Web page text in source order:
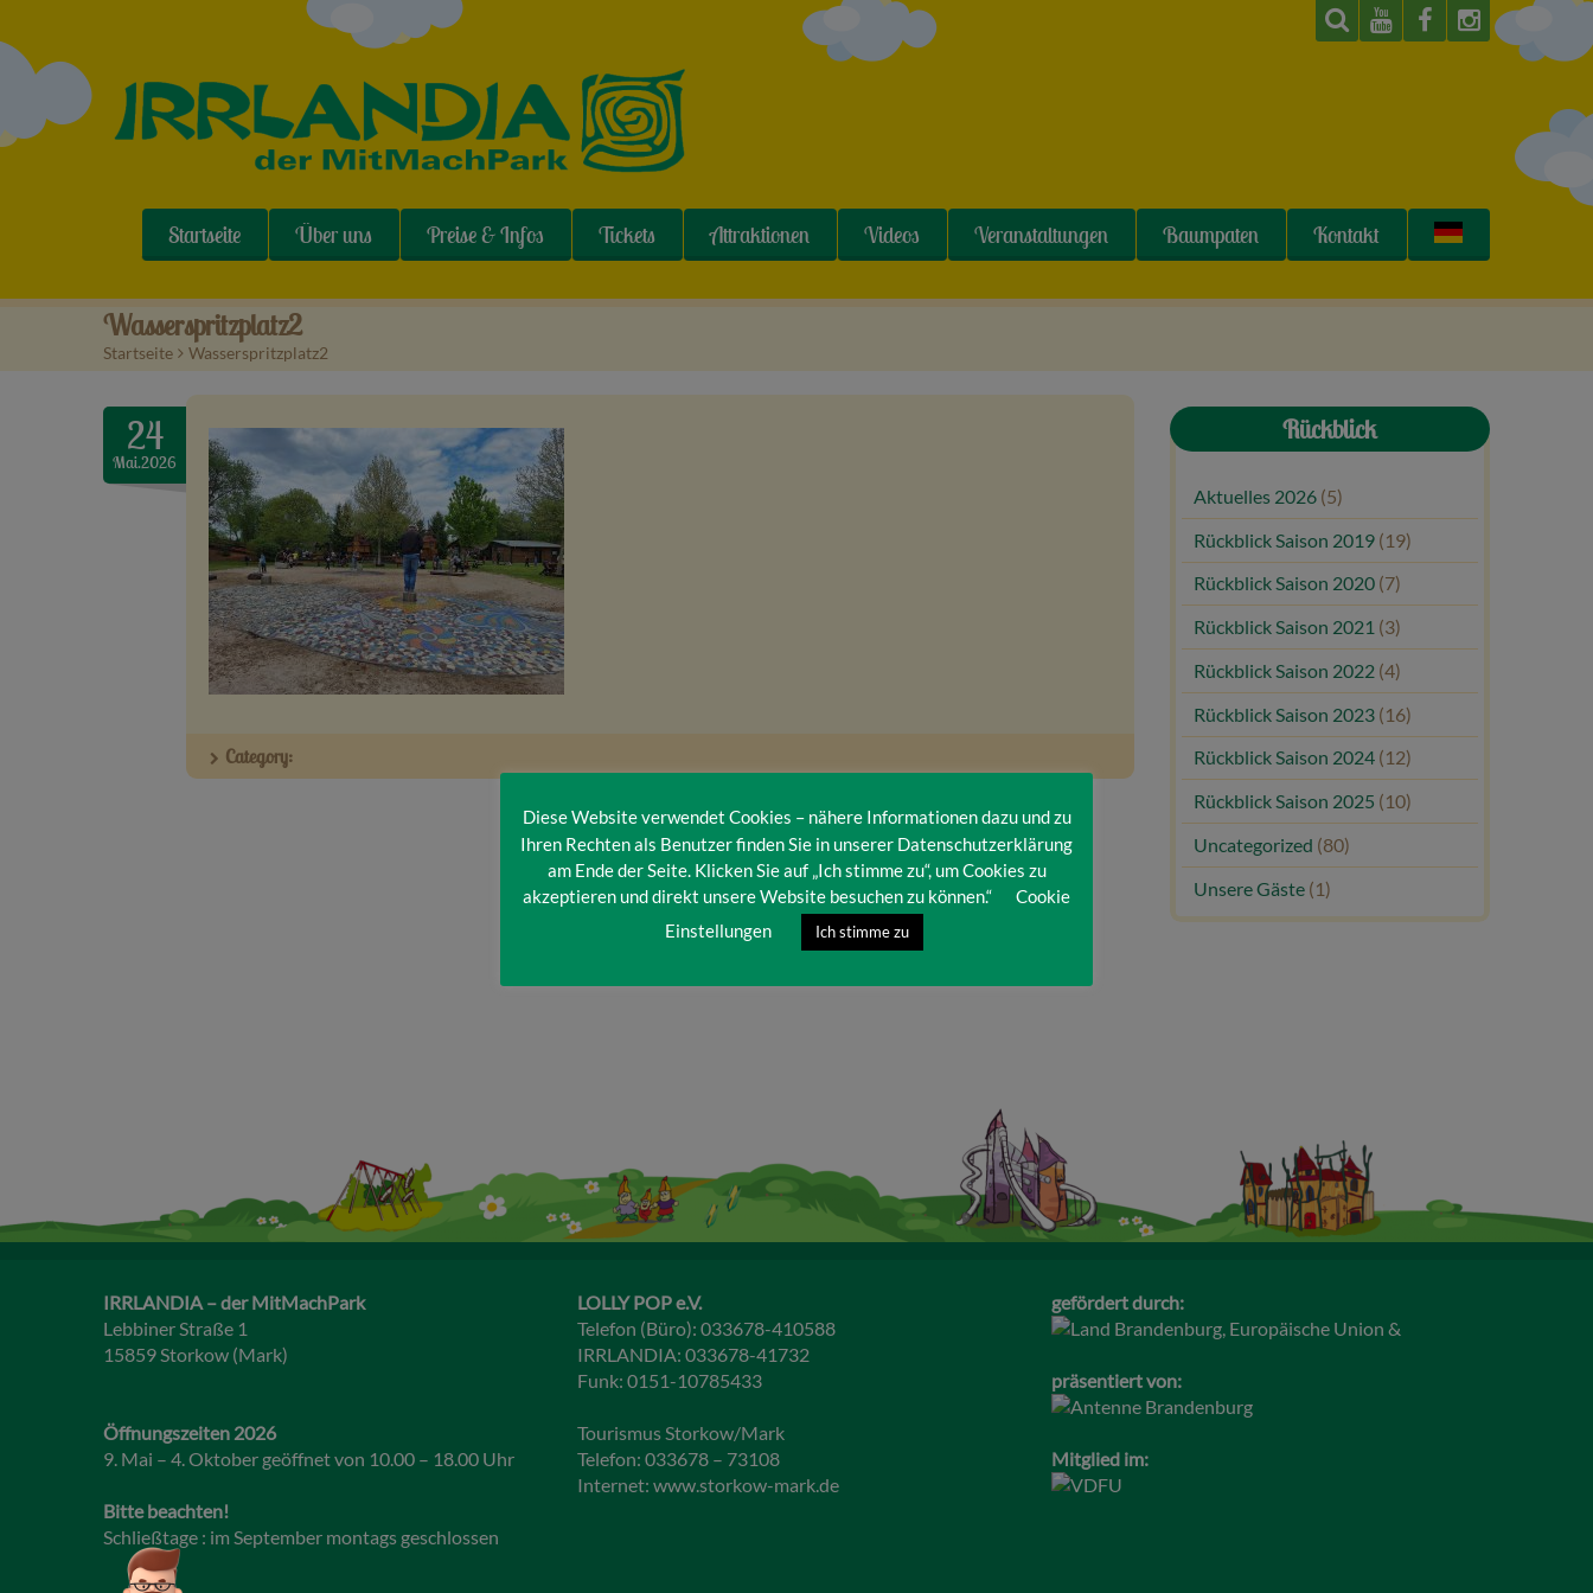
Startseite Über uns Preise & Infos Tickets Attraktionen Videos Veranstaltungen Baumpaten Kontakt
Wasserspritzplatz2
Startseite > Wasserspritzplatz2
24
Mai.2026
Category:
Rückblick
Aktuelles 2026 (5)
Rückblick Saison 2019 (19)
Rückblick Saison 2020 (7)
Rückblick Saison 2021 (3)
Rückblick Saison 2022 (4)
Rückblick Saison 2023 (16)
Rückblick Saison 2024 (12)
Rückblick Saison 2025 (10)
Uncategorized (80)
Unsere Gäste (1)
IRRLANDIA – der MitMachPark
Lebbiner Straße 1
15859 Storkow (Mark)
Öffnungszeiten 2026
9. Mai – 4. Oktober geöffnet von 10.00 – 18.00 Uhr
Bitte beachten!
Schließtage : im September montags geschlossen
LOLLY POP e.V.
Telefon (Büro): 033678-410588
IRRLANDIA: 033678-41732
Funk: 0151-10785433
Tourismus Storkow/Mark
Telefon: 033678 – 73108
Internet: www.storkow-mark.de
gefördert durch:
präsentiert von:
Mitglied im:
Diese Website verwendet Cookies – nähere Informationen dazu und zu
Ihren Rechten als Benutzer finden Sie in unserer Datenschutzerklärung
am Ende der Seite. Klicken Sie auf „Ich stimme zu“, um Cookies zu
akzeptieren und direkt unsere Website besuchen zu können.“
Cookie
Einstellungen
Ich stimme zu